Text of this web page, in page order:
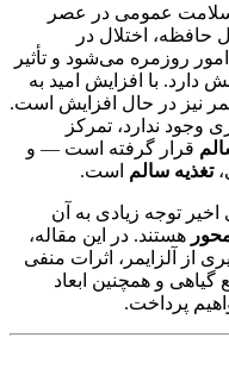
سلامت عمومی در عصر
حافظه، اختلال در
روزمره می‌شود و تأثیر
دارد. با افزایش امید به
نیز در حال افزایش است.
وجود ندارد، تمرکز
قرار گرفته است — و
تغذیه سالم است.
توجه زیادی به آن
هستند. در این مقاله،
از آلزایمر، اثرات منفی
و همچنین ابعاد
پرداخت.